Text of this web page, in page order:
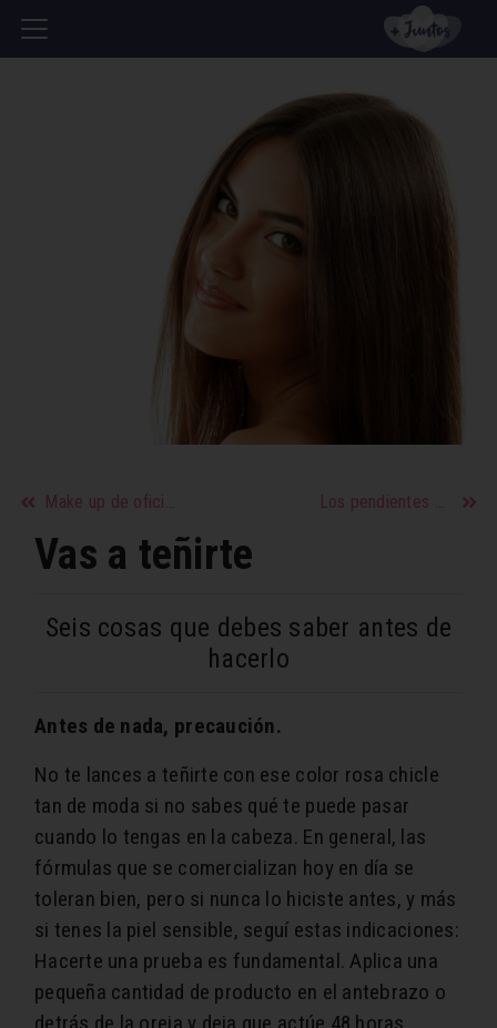
Make up de oficina Los pendientes pre-casamiento
Vas a teñirte
Seis cosas que debes saber antes de
hacerlo
Antes de nada, precaución.
No te lances a teñirte con ese color rosa chicle
tan de moda si no sabes qué te puede pasar
cuando lo tengas en la cabeza. En general, las
fórmulas que se comercializan hoy en día se
toleran bien, pero si nunca lo hiciste antes, y más
si tenes la piel sensible, seguí estas indicaciones:
Hacerte una prueba es fundamental. Aplica una
pequeña cantidad de producto en el antebrazo o